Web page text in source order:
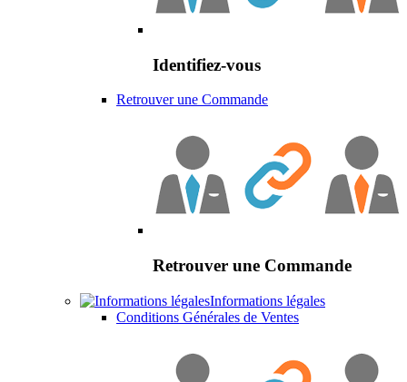
Identifiez-vous
Retrouver une Commande
Retrouver une Commande
Informations légales
Conditions Générales de Ventes